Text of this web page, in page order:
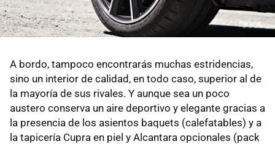
A bordo, tampoco encontrarás muchas estridencias,
sino un interior de calidad, en todo caso, superior al de
la mayoría de sus rivales. Y aunque sea un poco
austero conserva un aire deportivo y elegante gracias a
la presencia de los asientos baquets (calefatables) y a
la tapicería Cupra en piel y Alcantara opcionales (pack